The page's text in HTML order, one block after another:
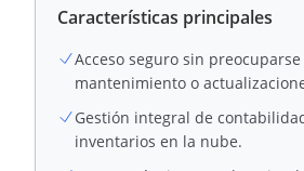
Características principales
Acceso seguro sin
mantenimiento o
Gestión integral de
inventarios en la nube.